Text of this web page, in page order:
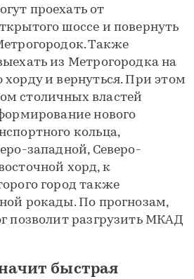
проехать от
шоссе и повернуть
Также
из Метрогородка на
хорду и вернуться. При этом
столичных властей
нового
кольца,
западной, Северо-
хорд, к
город также
рокады. По прогнозам,
позволит разгрузить МКАД
быстрая